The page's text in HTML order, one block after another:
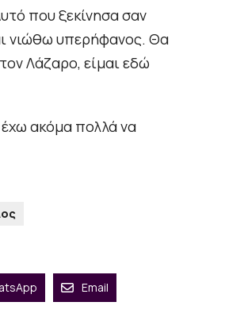
που ξεκίνησα σαν
νιώθω υπερήφανος. Θα
Λάζαρο, είμαι εδώ
ακόμα πολλά να
Email